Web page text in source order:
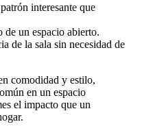
interesante que
de un espacio abierto.
de la sala sin necesidad de
comodidad y estilo,
en un espacio
el impacto que un